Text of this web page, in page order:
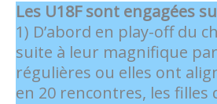
Les U18F sont engagées
1) D’abord en play-off du
suite à leur magnifique
régulières ou elles ont
en 20 rencontres, les filles